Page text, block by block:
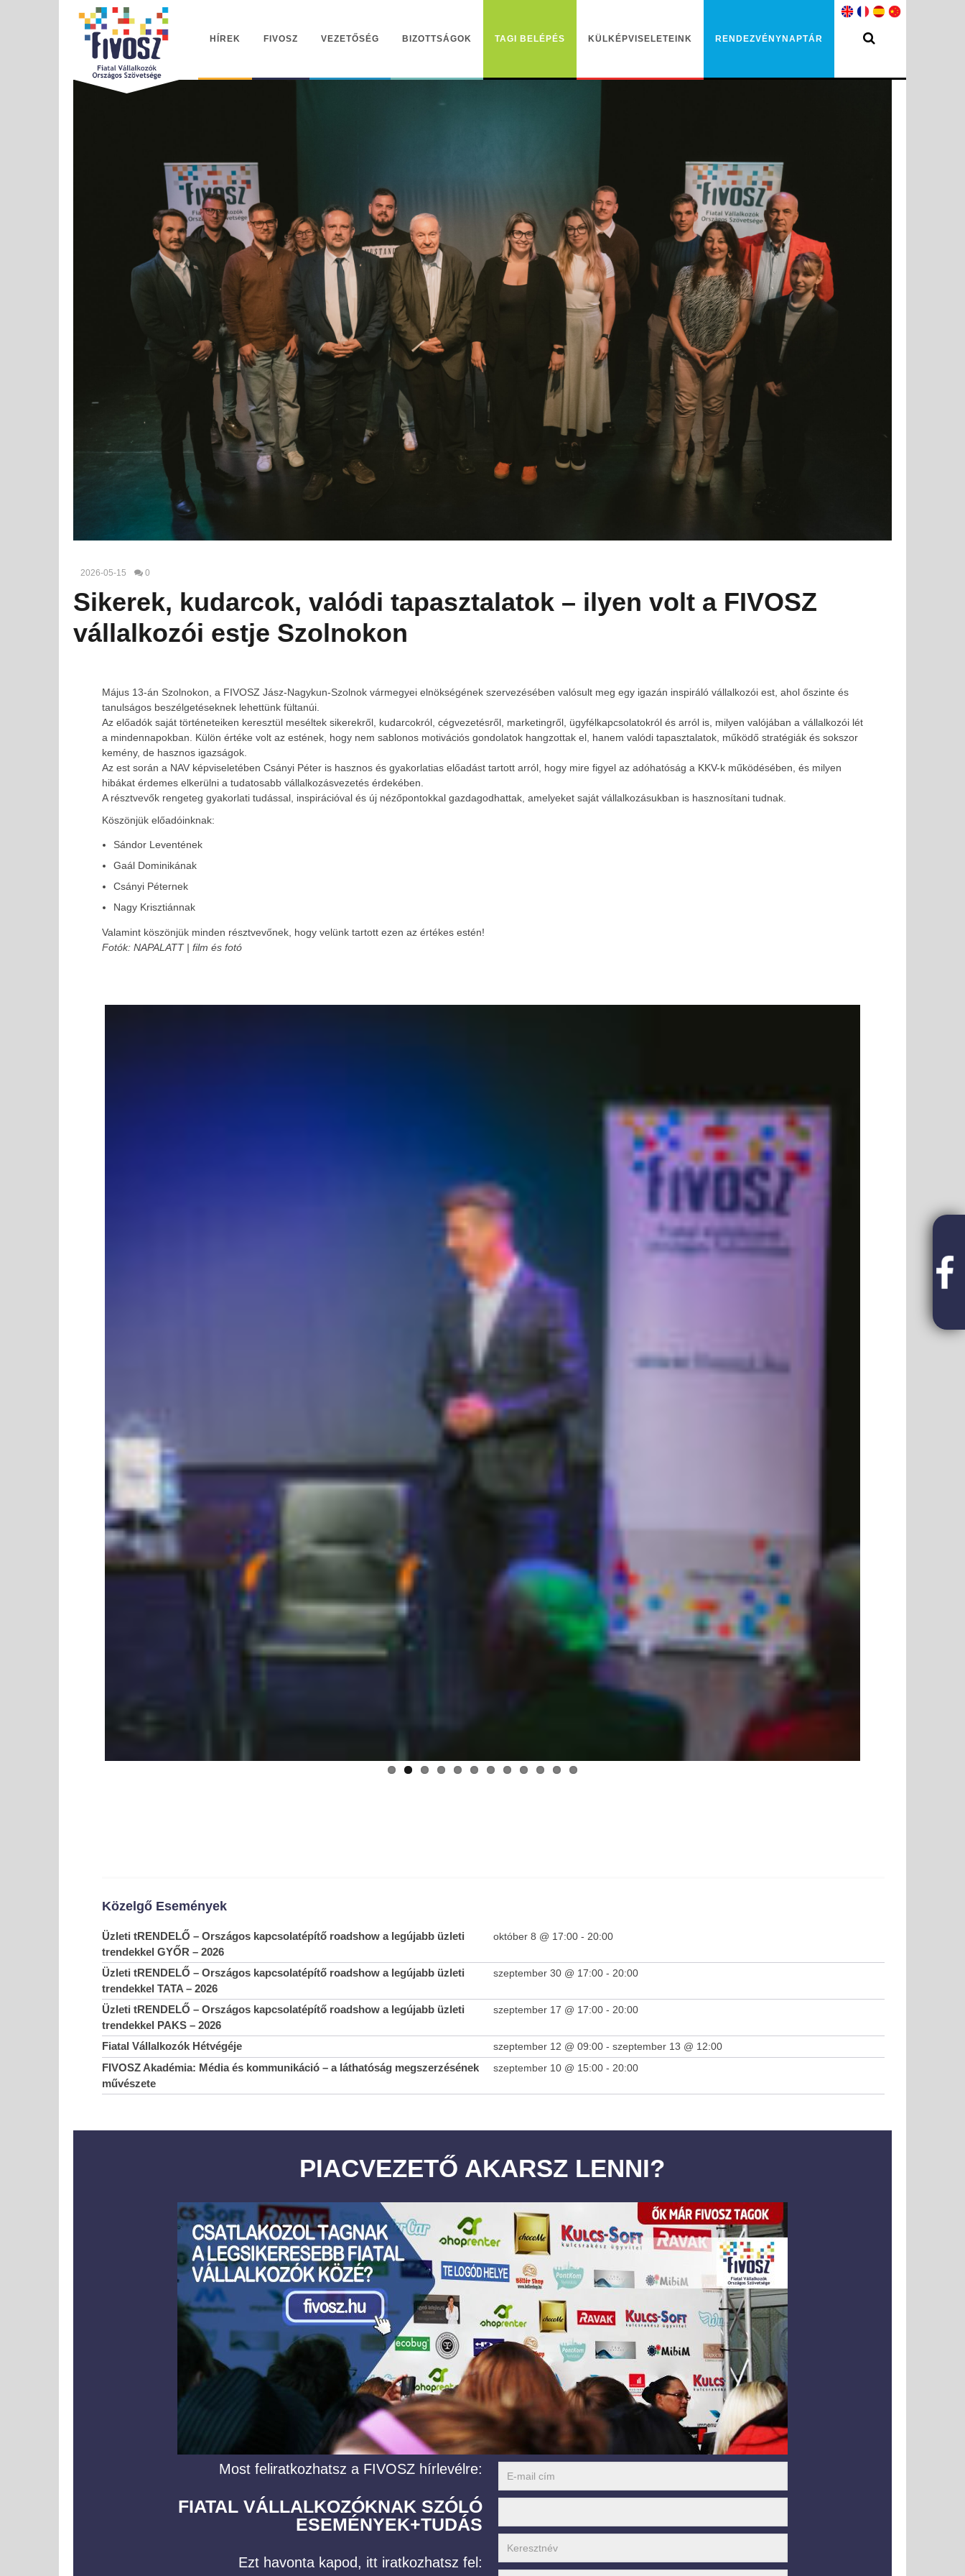
HÍREK FIVOSZ VEZETŐSÉG BIZOTTSÁGOK TAGI BELÉPÉS KÜLKÉPVISELETEINK RENDEZVÉNYNAPTÁR
2026-05-15 0
Sikerek, kudarcok, valódi tapasztalatok – ilyen volt a FIVOSZ
vállalkozói estje Szolnokon
MOST NÉZED
FIVOSZ vállalkozói estje Szolnokon
2026-
Május 13-án Szolnokon, a FIVOSZ Jász-Nagykun-Szolnok vármegyei elnökségének szervezésében valósult meg egy igazán inspiráló vállalkozói est, ahol őszinte és
tanulságos beszélgetéseknek lehettünk fültanúi.
Az előadók saját történeteiken keresztül meséltek sikerekről, kudarcokról, cégvezetésről, marketingről, ügyfélkapcsolatokról és arról is, milyen valójában a vállalkozói lét
a mindennapokban. Külön értéke volt az estének, hogy nem sablonos motivációs gondolatok hangzottak el, hanem valódi tapasztalatok, működő stratégiák és sokszor
kemény, de hasznos igazságok.
Az est során a NAV képviseletében Csányi Péter is hasznos és gyakorlatias előadást tartott arról, hogy mire figyel az adóhatóság a KKV-k működésében, és milyen
hibákat érdemes elkerülni a tudatosabb vállalkozásvezetés érdekében.
A résztvevők rengeteg gyakorlati tudással, inspirációval és új nézőpontokkal gazdagodhattak, amelyeket saját vállalkozásukban is hasznosítani tudnak.
Köszönjük előadóinknak:
Sándor Leventének
Gaál Dominikának
Csányi Péternek
Nagy Krisztiánnak
Valamint köszönjük minden résztvevőnek, hogy velünk tartott ezen az értékes estén!
Fotók: NAPALATT | film és fotó
Közelgő Események
Üzleti tRENDELŐ – Országos kapcsolatépítő roadshow a legújabb üzleti
trendekkel GYŐR – 2026
október 8 @ 17:00- 20:00
Üzleti tRENDELŐ – Országos kapcsolatépítő roadshow a legújabb üzleti
trendekkel TATA – 2026
szeptember 30 @ 17:00- 20:00
Üzleti tRENDELŐ – Országos kapcsolatépítő roadshow a legújabb üzleti
trendekkel PAKS – 2026
szeptember 17 @ 17:00- 20:00
Fiatal Vállalkozók Hétvégéje szeptember 12 @ 09:00- szeptember 13 @ 12:00
FIVOSZ Akadémia: Média és kommunikáció – a láthatóság megszerzésének
művészete
szeptember 10 @ 15:00- 20:00
PIACVEZETŐ AKARSZ LENNI?
Most feliratkozhatsz a FIVOSZ hírlevélre:
FIATAL VÁLLALKOZÓKNAK SZÓLÓ
ESEMÉNYEK+TUDÁS
Ezt havonta kapod, itt iratkozhatsz fel: